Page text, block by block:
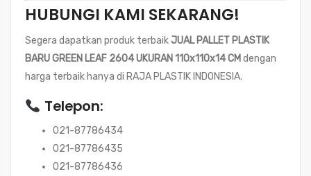
HUBUNGI KAMI SEKARANG!
Segera dapatkan produk terbaikJUAL PALLET PLASTIK
BARU GREEN LEAF 2604 UKURAN 110x110x14 CMdengan
harga terbaik hanya di RAJA PLASTIK INDONESIA.
Telepon:
021-87786434
021-87786435
021-87786436